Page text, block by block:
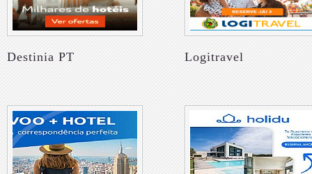
Destinia PT Logitravel